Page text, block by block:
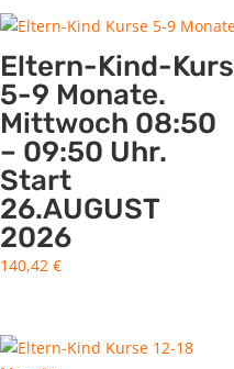
Eltern-Kind-Kurs
5-9 Monate.
Mittwoch 08:50
– 09:50 Uhr.
Start
26.AUGUST
2026
140,42 €